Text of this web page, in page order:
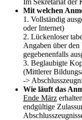
Mit welchen
1. Vollständig
oder Internet)
2. Lückenloser
Angaben über
gegebenenfalls
3. Beglaubigte
(Mittlerer
->
Wie läuft das
Ende März
endgültige